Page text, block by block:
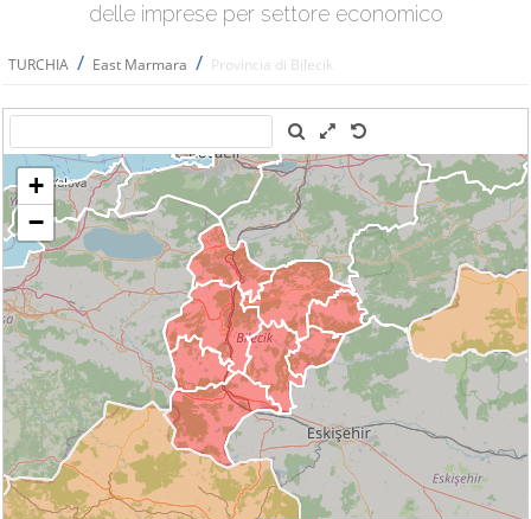
delle imprese per settore economico
TURCHIA / East Marmara / Provincia di Bilecik